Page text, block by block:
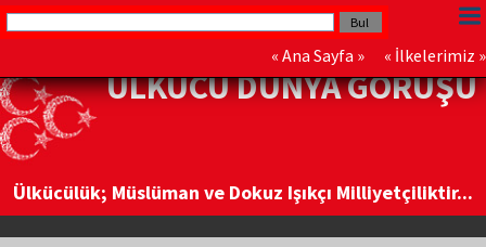
« Ana Sayfa » « İlkelerimiz »
ÜLKÜCÜ DÜNYA GÖRÜŞÜ
Ülkücülük; Müslüman ve Dokuz Işıkçı Milliyetçiliktir...